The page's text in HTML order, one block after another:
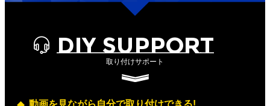
DIY SUPPORT
取り付けサポート
動画を見ながら自分で取り付けできる!